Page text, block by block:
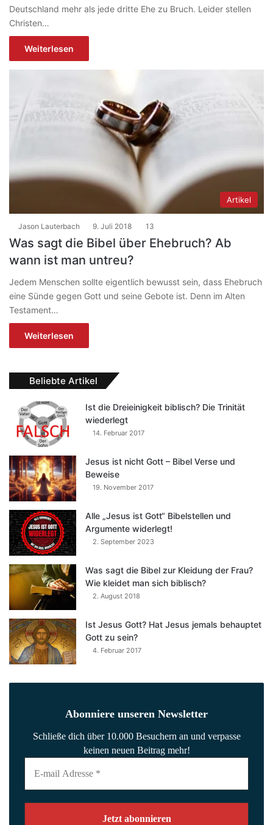
Deutschland mehr als jede dritte Ehe zu Bruch. Leider stellen
Christen…
Weiterlesen
Artikel
Jason Lauterbach 9. Juli 2018 13
Was sagt die Bibel über Ehebruch? Ab
wann ist man untreu?
Jedem Menschen sollte eigentlich bewusst sein, dass Ehebruch
eine Sünde gegen Gott und seine Gebote ist. Denn im Alten
Testament…
Weiterlesen
Beliebte Artikel
Ist die Dreieinigkeit biblisch? Die Trinität
wiederlegt
14. Februar 2017
Jesus ist nicht Gott – Bibel Verse und
Beweise
19. November 2017
Alle „Jesus ist Gott“ Bibelstellen und
Argumente widerlegt!
2. September 2023
Was sagt die Bibel zur Kleidung der Frau?
Wie kleidet man sich biblisch?
2. August 2018
Ist Jesus Gott? Hat Jesus jemals behauptet
Gott zu sein?
4. Februar 2017
Abonniere unseren Newsletter
Schließe dich über 10.000 Besuchern an und verpasse
keinen neuen Beitrag mehr!
mail